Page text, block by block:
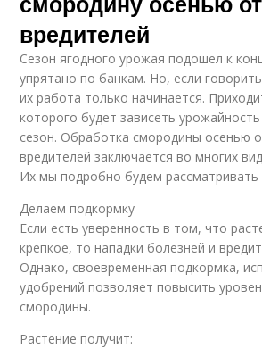
вредителей
Сезон ягодного урожая подошел к
упрятано по банкам. Но, если
их работа только начинается.
которого будет зависеть
сезон. Обработка смородины осенью
вредителей заключается во многих
Их мы подробно будем рассматривать
Делаем подкормку
Если есть уверенность в том, что
крепкое, то нападки болезней и
Однако, своевременная подкормка,
удобрений позволяет повысить
смородины.
Растение получит: